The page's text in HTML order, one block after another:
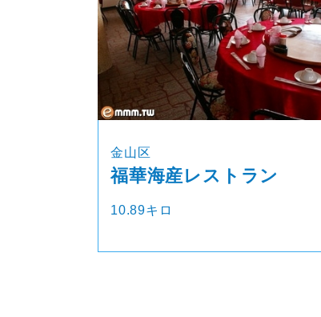
金山区
福華海産レストラン
10.89キロ